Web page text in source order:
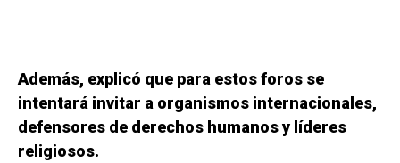
Además, explicó que para estos foros se
intentará invitar a organismos internacionales,
defensores de derechos humanos y líderes
religiosos.